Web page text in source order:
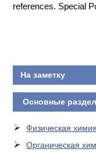
references. Special
На заметку
Основные
Физическая химия
Органическая